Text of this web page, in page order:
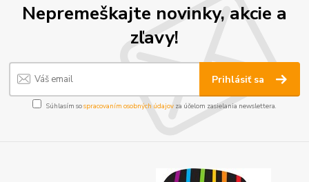
Nepremeškajte novinky, akcie a
zľavy!
Prihlásiť sa
Súhlasím sospracovaním osobných údajov za účelom zasielania newslettera.